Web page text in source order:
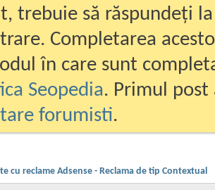
trebuie să răspundeți
Completarea
în care sunt
Seopedia. Primul
forumisti.
cu reclame Adsense - Reclama de tip Contextual